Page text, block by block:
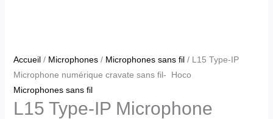
Accueil/ Microphones/ Microphones sans fil/ L15 Type-IP
Microphone numérique cravate sans fil- Hoco
Microphones sans fil
L15 Type-IP Microphone